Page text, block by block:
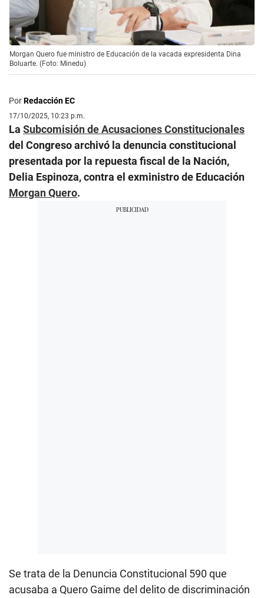
Morgan Quero fue ministro de Educación de la vacada expresidenta Dina
Boluarte. (Foto: Minedu)
PorRedacción EC
17/10/2025, 10:23 p.m.
La Subcomisión de Acusaciones Constitucionales
del Congreso archivó la denuncia constitucional
presentada por la repuesta fiscal de la Nación,
Delia Espinoza, contra el exministro de Educación
Morgan Quero.
Se trata de la Denuncia Constitucional 590 que
acusaba a Quero Gaime del delito de discriminación